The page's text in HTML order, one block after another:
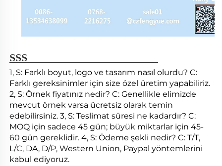
SSS
1, S: Farklı boyut, logo ve tasarım nasıl olurdu? C:
Farklı gereksinimler için size özel üretim yapabiliriz.
2, S: Örnek fiyatınız nedir? C: Genellikle elimizde
mevcut örnek varsa ücretsiz olarak temin
edebilirsiniz. 3, S: Teslimat süresi ne kadardır? C:
MOQ için sadece 45 gün; büyük miktarlar için 45-
60 gün gereklidir. 4, S: Ödeme şekli nedir? C: T/T,
L/C, DA, D/P, Western Union, Paypal yöntemlerini
kabul ediyoruz.